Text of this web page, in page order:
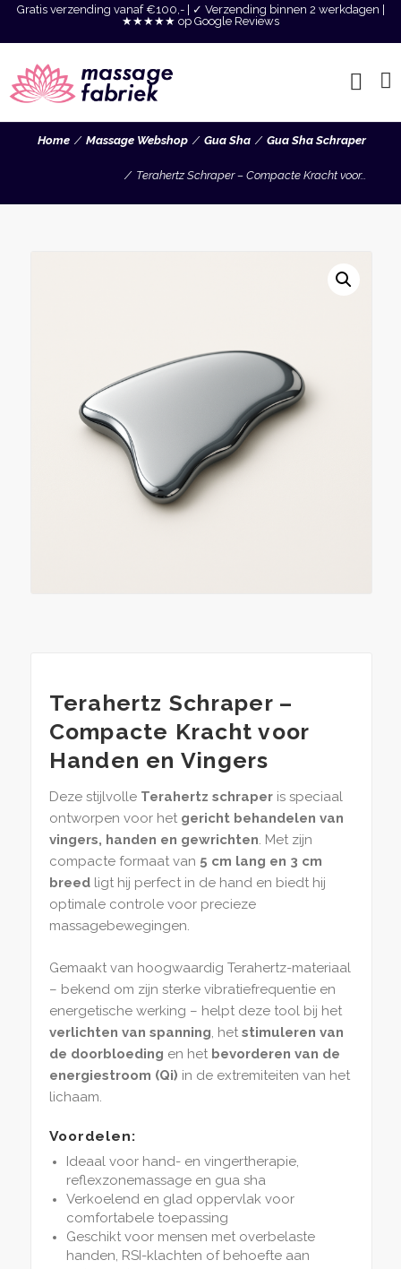
Gratis verzending vanaf €100,- | ✓ Verzending binnen 2 werkdagen |
★★★★★ op Google Reviews
Home Massage Webshop Gua Sha Gua Sha Schraper
Terahertz Schraper – Compacte Kracht voor...
Terahertz Schraper –
Compacte Kracht voor
Handen en Vingers
Deze stijlvolle Terahertz schraperis speciaal
ontworpen voor het gericht behandelen van
vingers, handen en gewrichten. Met zijn
compacte formaat van 5 cm lang en 3 cm
breedligt hij perfect in de hand en biedt hij
optimale controle voor precieze
massagebewegingen.
Gemaakt van hoogwaardig Terahertz-materiaal
– bekend om zijn sterke vibratiefrequentie en
energetische werking – helpt deze tool bij het
verlichten van spanning, het stimuleren van
de doorbloeding en het bevorderen van de
energiestroom (Qi) in de extremiteiten van het
lichaam.
Voordelen:
Ideaal voor hand- en vingertherapie,
reflexzonemassage en gua sha
Verkoelend en glad oppervlak voor
comfortabele toepassing
Geschikt voor mensen met overbelaste
handen, RSI-klachten of behoefte aan